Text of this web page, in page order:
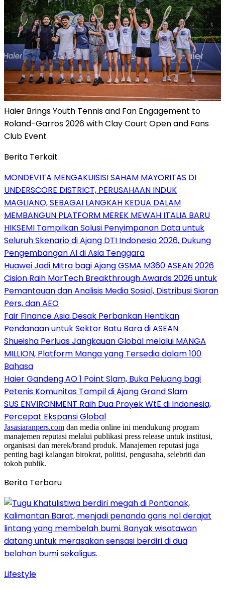
Haier Brings Youth Tennis and Fan Engagement to
Roland-Garros 2026 with Clay Court Open and Fans
Club Event
Berita Terkait
MONDEVITA MENGAKUISISI SAHAM MAYORITAS DI
UNDERSCORE DISTRICT, PERUSAHAAN INDUK
MAGLIANO, SEBAGAI LANGKAH KEDUA DALAM
MEMBANGUN PLATFORM MEREK MEWAH ITALIA BARU
HIKSEMI Tampilkan Solusi Penyimpanan Data untuk
Seluruh Skenario di Ajang DTI Indonesia 2026, Dukung
Pengembangan AI di Asia Tenggara
Huawei Jadi Mitra bagi Ajang GSMA M360 ASEAN 2026
Cision Raih MarTech Breakthrough Awards 2026 untuk
Pemantauan dan Analisis Media Sosial, Distribusi Siaran
Pers, dan AEO
Fair Finance Asia Desak Perbankan Hentikan
Pendanaan untuk Sektor Batu Bara di ASEAN
Shueisha Perluas Jangkauan Global melalui MANGA
MILLION, Platform Manga yang Tersedia dalam 100
Bahasa
Haier Gandeng AO 1 Point Slam, Buka Peluang bagi
Petenis Komunitas Tampil di Ajang Grand Slam
SUS ENVIRONMENT Raih Dua Proyek WtE di Indonesia,
Percepat Ekspansi Global
Jasasiaranpers.com dan media online ini mendukung program
manajemen reputasi melalui publikasi press release untuk institusi,
organisasi dan merek/brand produk. Manajemen reputasi juga
penting bagi kalangan birokrat, politisi, pengusaha, selebriti dan
tokoh publik.
Berita Terbaru
Lifestyle